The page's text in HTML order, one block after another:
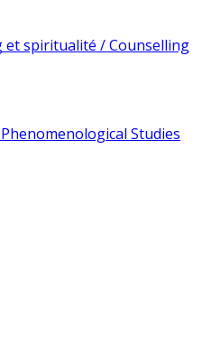
et spiritualité / Counselling
Studies